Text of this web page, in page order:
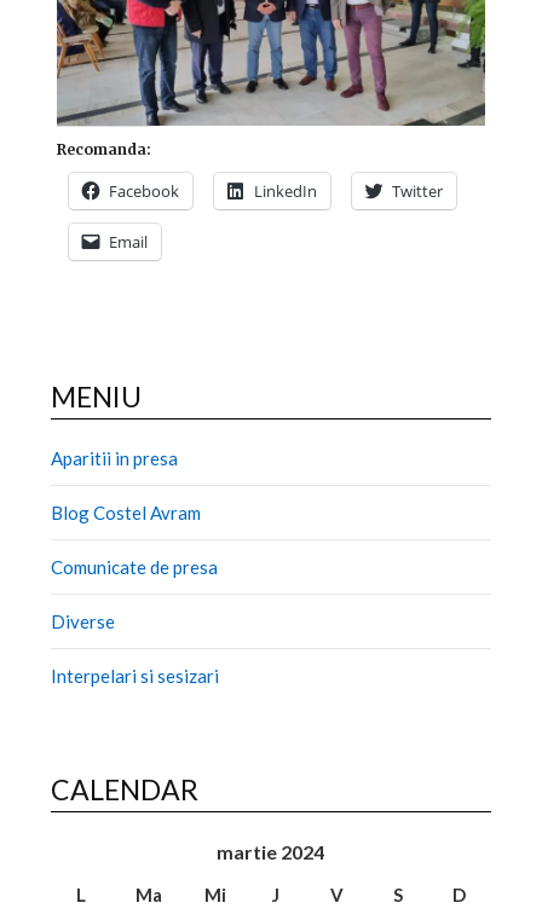
Recomanda:
Facebook LinkedIn Twitter
Email
MENIU
Aparitii in presa
Blog Costel Avram
Comunicate de presa
Diverse
Interpelari si sesizari
CALENDAR
martie 2024
L Ma Mi J V S
D